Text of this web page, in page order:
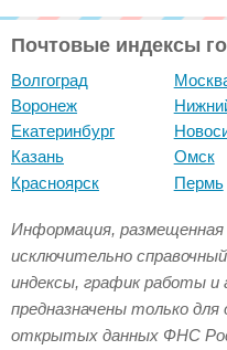
Почтовые индексы
Волгоград
Воронеж
Екатеринбург
Казань
Красноярск
Омск
Пермь
Информация, размещенная
исключительно
индексы, график работы и
предназначены только
открытых данных ФНС